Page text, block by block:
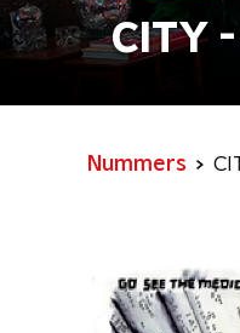
CITY
Nummers